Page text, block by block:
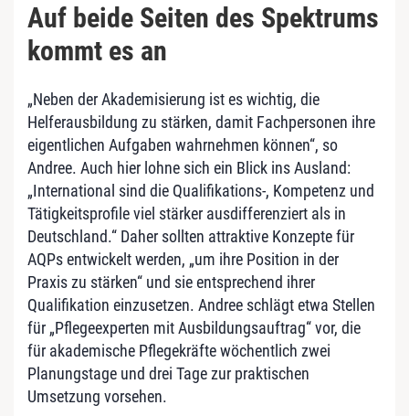
Auf beide Seiten des Spektrums
kommt es an
„Neben der Akademisierung ist es wichtig, die
Helferausbildung zu stärken, damit Fachpersonen ihre
eigentlichen Aufgaben wahrnehmen können“, so
Andree. Auch hier lohne sich ein Blick ins Ausland:
„International sind die Qualifikations-, Kompetenz und
Tätigkeitsprofile viel stärker ausdifferenziert als in
Deutschland.“ Daher sollten attraktive Konzepte für
AQPs entwickelt werden, „um ihre Position in der
Praxis zu stärken“ und sie entsprechend ihrer
Qualifikation einzusetzen. Andree schlägt etwa Stellen
für „Pflegeexperten mit Ausbildungsauftrag“ vor, die
für akademische Pflegekräfte wöchentlich zwei
Planungstage und drei Tage zur praktischen
Umsetzung vorsehen.